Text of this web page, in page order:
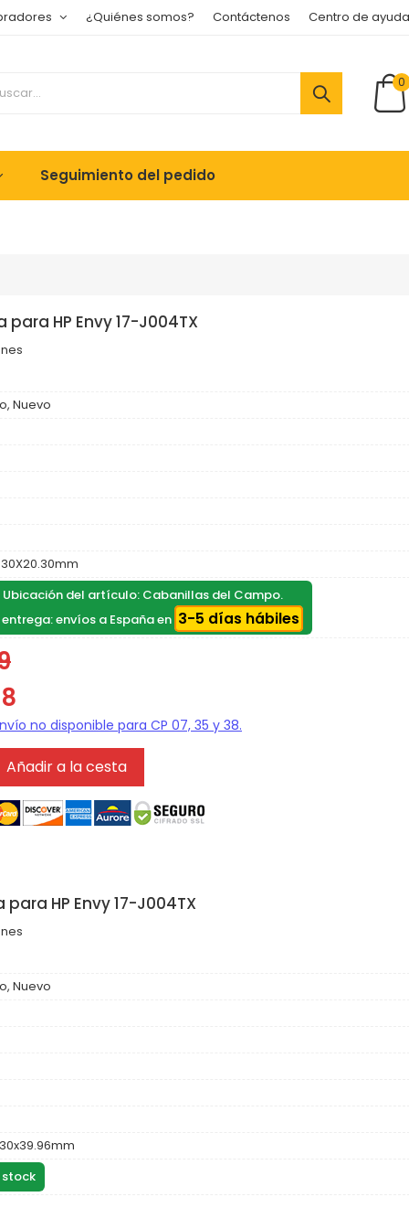
¿Quiénes somos? Contáctenos Centro de ayuda
0
Seguimiento del pedido
HP Envy 17-J004TX
Nuevo
Ubicación del artículo: Cabanillas del Campo.
envíos a España en 3-5 días hábiles
Añadir a la cesta
HP Envy 17-J004TX
Nuevo
stock